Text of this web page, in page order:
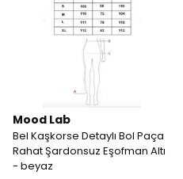
Mood Lab
Bel Kaşkorse Detaylı Bol Paça
Rahat Şardonsuz Eşofman Altı
- beyaz